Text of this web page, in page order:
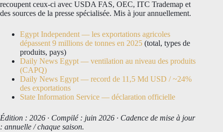
recoupent ceux-ci avec USDA FAS, OEC, ITC Trademap et
des sources de la presse spécialisée. Mis à jour annuellement.
Egypt Independent — les exportations agricoles
dépassent 9 millions de tonnes en 2025 (total, types de
produits, pays)
Daily News Egypt — ventilation au niveau des produits
(CAPQ)
Daily News Egypt — record de 11,5 Md USD / ~24%
des exportations
State Information Service — déclaration officielle
Édition : 2026 · Compilé : juin 2026 · Cadence de mise à jour
: annuelle / chaque saison.